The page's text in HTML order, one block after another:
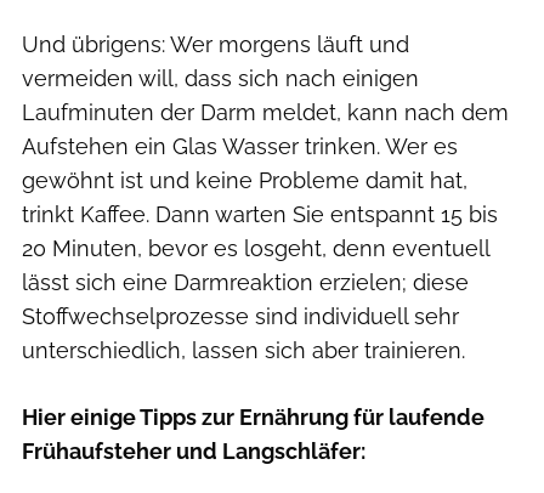
Und übrigens: Wer morgens läuft und
vermeiden will, dass sich nach einigen
Laufminuten der Darm meldet, kann nach dem
Aufstehen ein Glas Wasser trinken. Wer es
gewöhnt ist und keine Probleme damit hat,
trinkt Kaffee. Dann warten Sie entspannt 15 bis
20 Minuten, bevor es losgeht, denn eventuell
lässt sich eine Darmreaktion erzielen; diese
Stoffwechselprozesse sind individuell sehr
unterschiedlich, lassen sich aber trainieren.
Hier einige Tipps zur Ernährung für laufende
Frühaufsteher und Langschläfer: